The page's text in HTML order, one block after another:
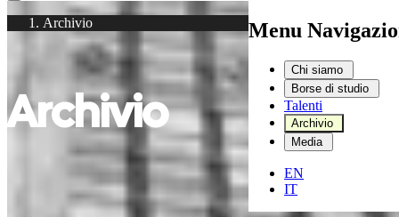
Menu
Chi siamo
Borse di studio
Talenti
Archivio
Media
EN
IT
Archivio
Archivio